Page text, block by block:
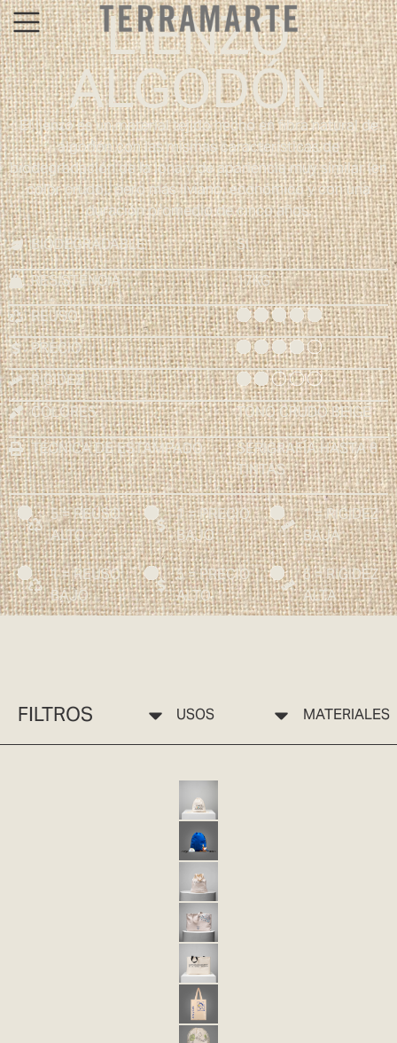
LIENZO
ALGODÓN
El lienzo es un material tejido hecho en fibra natural de
algodón con las mismas características de
biodegradación de la lona y de apariencia muy similar (en
color crudo), pero más liviano, económico y con una
duración promedio de cinco años.
BIODEGRADABLE
SI
RESISTENCIA
17KG
REÚSO
PRECIO
RIGIDEZ
COLORES
TONO CRUDO BEIGE
TÉCNICA DE ESTAMPADO
SERIGRAFÍA HASTA 8
TINTAS
5 = REÚSO
ALTO
1 = REÚSO
BAJO
1 = PRECIO
BAJO
5 = PRECIO
ALTO
1 = RIGIDEZ
BAJA
5 = RIGIDEZ
ALTA
FILTROS USOS MATERIALES
TULA ECOLÓGICA ECO 3
TULA ECOLÓGICA ECO 3XL
BOLSA ECOLÓGICA ECO 5
BOLSA ECOLÓGICA ECO 6
BOLSA ECOLÓGICA ECO 6 NOVA
BOLSA ECOLÓGICA ECO 32